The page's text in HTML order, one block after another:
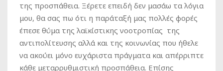
της προσπάθεια. Ξέρετε επειδή δεν μασάω τα λόγια
μου, θα σας πω ότι η παράταξή μας πολλές φορές
έπεσε θύμα της λαϊκίστικης νοοτροπίας της
αντιπολίτευσης αλλά και της κοινωνίας που ήθελε
να ακούει μόνο ευχάριστα πράγματα και απέρριπτε
κάθε μεταρρυθμιστική προσπάθεια. Επίσης